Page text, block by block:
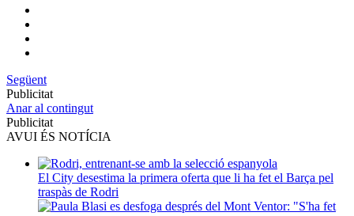
Següent
Publicitat
Anar al contingut
Publicitat
AVUI ÉS NOTÍCIA
El City desestima la primera oferta que li ha fet el Barça pel
traspàs de Rodri